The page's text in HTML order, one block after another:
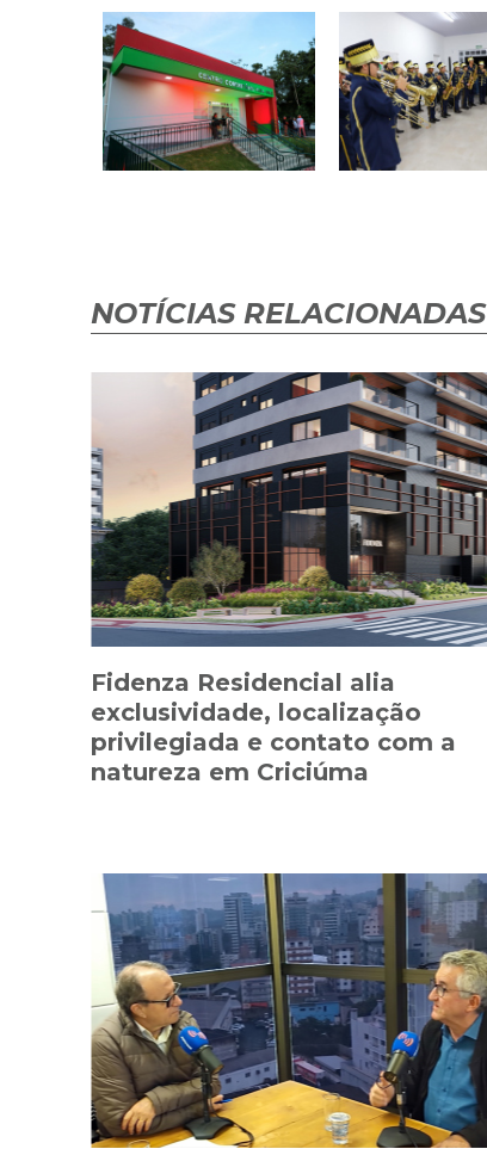
NOTÍCIAS RELACIONADAS
Fidenza Residencial alia
exclusividade, localização
privilegiada e contato com a
natureza em Criciúma